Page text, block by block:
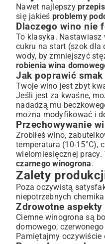
Nawet najlepszy
się jakieś problemy
Dlaczego wino nie
To klasyka. Nastawiasz
cukru na start (szok dla
wody, by zmniejszyć
robienia wina
Jak poprawić
Twoje wino jest zbyt
Jeśli jest za kwaśne,
nadadzą mu
można modyfikować i
Przechowywanie
Zrobiłeś wino,
temperatura (10-15°C),
wielomiesięcznej
czarnego winogrona.
Zalety
Poza oczywistą
niepotrzebnych
Zdrowotne
Ciemne winogrona są
domowego,
Pamiętajmy oczywiście